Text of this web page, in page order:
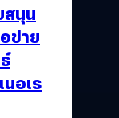
สนุน
ข่าย
นอเร